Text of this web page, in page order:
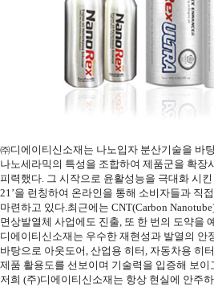
㈜디에이티신소재는 나노입자 분산기술을 바
나노세라믹의 특성을 조합하여 제품군을 확장
피력했다. 그 시작으로 윤활성능을 극대화 시
21’을 런칭하여 온라인을 통해 소비자들과 직
마련하고 있다.최근에는 CNT(Carbon
면상발열체 사업에도 진출, 또 한 번의 도약을
디에이티신소재는 우수한 재현성과 발열의 안
바탕으로 아웃도어, 산업용 히터, 자동차용 히
제품 활용도를 선보이며 기술력을 입증해 보
저희 (주)디에이티신소재는 항상 현실에 안주